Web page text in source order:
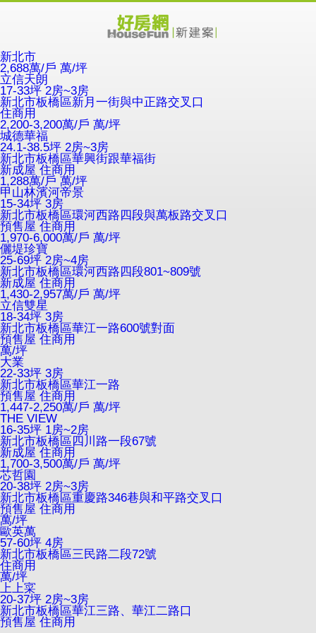
新北市
2,688萬/戶 萬/坪
立信天朗
17-33坪 2房~3房
新北市板橋區新月一街與中正路交叉口
住商用
2,200-3,200萬/戶 萬/坪
城德華福
24.1-38.5坪 2房~3房
新北市板橋區華興街跟華福街
新成屋 住商用
1,288萬/戶 萬/坪
甲山林濱河帝景
15-34坪 3房
新北市板橋區環河西路四段與萬板路交叉口
預售屋 住商用
1,970-6,000萬/戶 萬/坪
儷堤珍寶
25-69坪 2房~4房
新北市板橋區環河西路四段801~809號
新成屋 住商用
1,430-2,957萬/戶 萬/坪
立信雙星
18-34坪 3房
新北市板橋區華江一路600號對面
預售屋 住商用
萬/坪
大業
22-33坪 3房
新北市板橋區華江一路
預售屋 住商用
1,447-2,250萬/戶 萬/坪
THE VIEW
16-35坪 1房~2房
新北市板橋區四川路一段67號
新成屋 住商用
1,700-3,500萬/戶 萬/坪
芯哲園
20-38坪 2房~3房
新北市板橋區重慶路346巷與和平路交叉口
預售屋 住商用
萬/坪
歐英萬
57-60坪 4房
新北市板橋區三民路二段72號
住商用
萬/坪
上上寀
20-37坪 2房~3房
新北市板橋區華江三路、華江二路口
預售屋 住商用